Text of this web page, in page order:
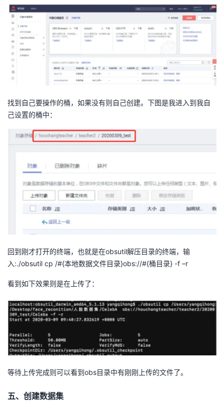
找到自己要操作的桶，如果没有则自己创建。下图是我进入到我自
己设置的桶中：
回到刚才打开的终端，也就是在obsutil解压目录的终端，输
入:./obsutil cp /#{本地数据文件目录}obs://#{桶目录} -f –r
看到如下效果则是在上传了：
等待上传完成则可以看到obs目录中有刚刚上传的文件了。
五、创建数据集